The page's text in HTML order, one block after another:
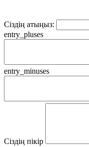
Сіздің атыңыз:
entry_pluses
entry_minuses
Сіздің пікір